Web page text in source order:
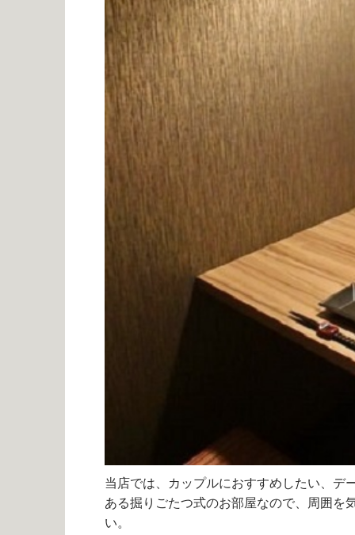
当店では、カップルにおすすめしたい、デ
ある掘りごたつ式のお部屋なので、周囲を
い。